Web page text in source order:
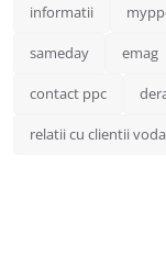
informatii
sameday emag
contact ppc
relatii cu clientii